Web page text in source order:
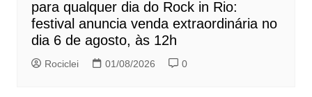
para qualquer dia do Rock in Rio:
festival anuncia venda extraordinária no
dia 6 de agosto, às 12h
Rociclei 01/08/2026 0